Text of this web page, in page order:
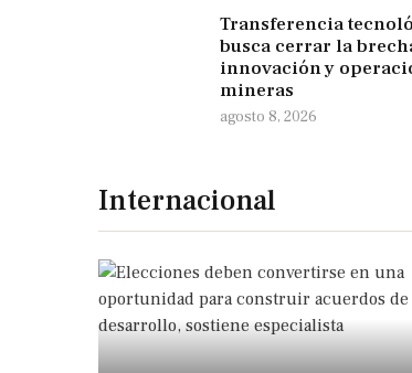
Transferencia
busca cerrar la
innovación y
mineras
agosto 8, 2026
Internacional